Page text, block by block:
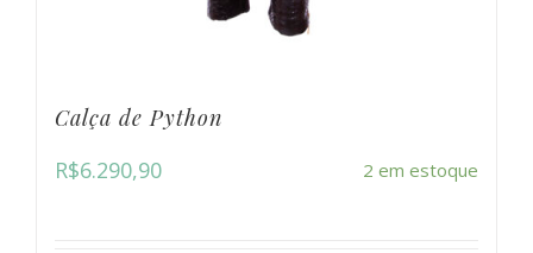
Calça de Python
R$6.290,90 2 em estoque